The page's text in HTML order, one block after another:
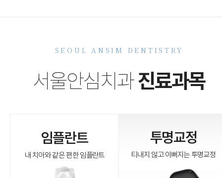
SEOUL ANSIM DENTISTRY
서울안심치과진료과목
임플란트
내 치아와 같은 편한 임플란트
투명교정
티내지 않고 이뻐지는 투명교정